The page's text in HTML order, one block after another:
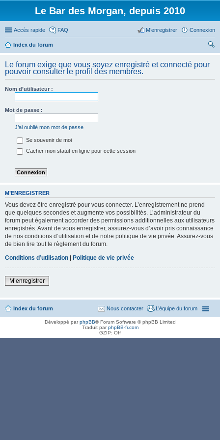
Le Bar des Morgan, depuis 2010
Accès rapide FAQ Connexion
M’enregistrer
Index du forum
her
ch
Le forum exige que vous soyez enregistré et connecté pour
pouvoir consulter le profil des membres.
Nom d’utilisateur :
Mot de passe :
J’ai oublié mon mot de passe
Se souvenir de moi
Cacher mon statut en ligne pour cette session
M’ENREGISTRER
Vous devez être enregistré pour vous connecter. L’enregistrement ne prend
que quelques secondes et augmente vos possibilités. L’administrateur du
forum peut également accorder des permissions additionnelles aux utilisateurs
enregistrés. Avant de vous enregistrer, assurez-vous d’avoir pris connaissance
de nos conditions d’utilisation et de notre politique de vie privée. Assurez-vous
de bien lire tout le règlement du forum.
Conditions d’utilisation | Politique de vie privée
M’enregistrer
Index du forum L’équipe du forum
Nous contacter
Développé parphpBB® Forum Software © phpBB Limited
Traduit parphpBB-fr.com
GZIP: Off